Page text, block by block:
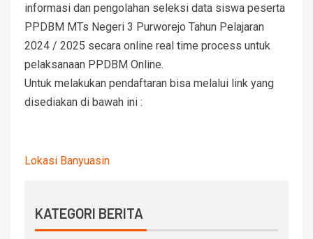
informasi dan pengolahan seleksi data siswa peserta
PPDBM MTs Negeri 3 Purworejo Tahun Pelajaran
2024 / 2025 secara online real time process untuk
pelaksanaan PPDBM Online.
Untuk melakukan pendaftaran bisa melalui link yang
disediakan di bawah ini :
Lokasi Banyuasin
KATEGORI BERITA